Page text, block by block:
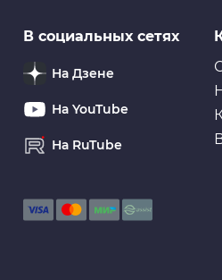
В социальных сетях
На Дзене
На YouTube
На RuTube